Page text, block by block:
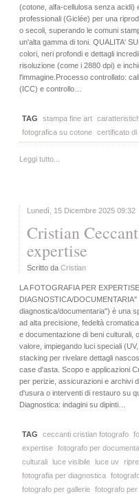
(cotone, alfa-cellulosa senza acidi)
professionali (Giclée) per una
o secoli, superando le comuni
un'alta gamma di toni. QUALITA'
colori, neri profondi e dettagli
risoluzione (come i 2880 dpi) e
l'immagine.Processo controllato:
(ICC) e controllo…
TAG stampa fine art
fotografica su cotone certificato di
Leggi tutto...
Lunedì, 15 Dicembre 2025 09:32
Cristian
expertise
Scritto da Cristian
LA FOTOGRAFIA PER
DIAGNOSTICA/
diagnostica/documentaria") è una
ad alta precisione, fedeltà
e documentazione di beni culturali,
valore, impiegando luci speciali
stacking per rivelare dettagli
case d'asta. Scopo e applicazioni
per perizie, assicurazioni e archivi
d'usura o interventi di restauro su
Diagnostica: indagini su dipinti…
TAG ceccanti cristian fotografo
expertise fotografo per
culturali luce visibile luce uv
fotografia per diagnostica
fotografo per gallerie fotografo